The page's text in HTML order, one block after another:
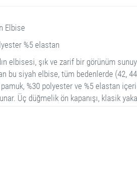
Elbise
%5 elastan
elbisesi, şık ve zarif bir görünüm
bu siyah elbise, tüm bedenlerde (42,
%30 polyester ve %5 elastan
Üç düğmelik ön kapanışı, klasik yaka